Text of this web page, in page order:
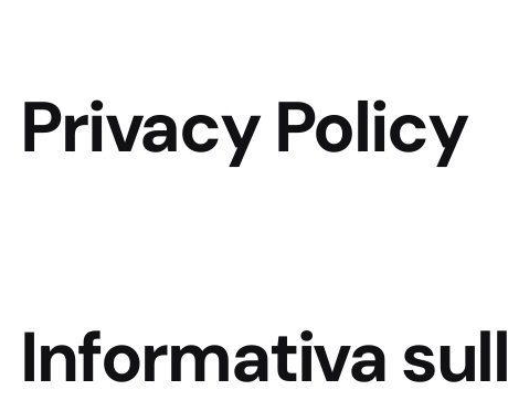
Privacy Policy
Informativa